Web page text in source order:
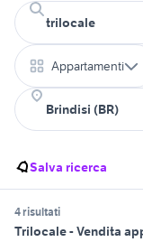
Appartamenti
Salva ricerca
4 risultati
Trilocale - Vendita